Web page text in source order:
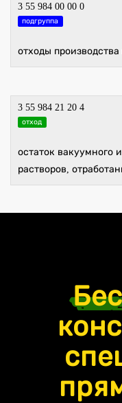
3 55 984 00 00 0
подгруппа
отходы
3 55 984 21 20 4
отход
остаток вакуумного
растворов,